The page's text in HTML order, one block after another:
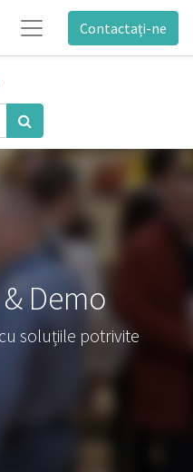
Contactați-ne
Demo
soluțiile potrivite